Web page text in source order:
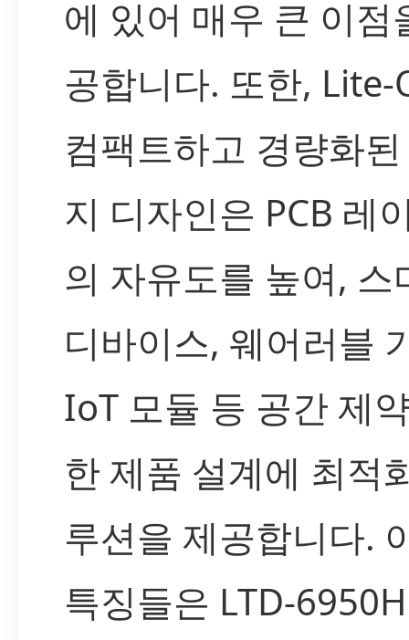
에 있어 매우 큰 이점
공합니다. 또한, Lite-
컴팩트하고 경량화
지 디자인은 PCB 레
의 자유도를 높여, 스
디바이스, 웨어러블
IoT 모듈 등 공간 제
한 제품 설계에 최적
루션을 제공합니다.
특징들은 LTD-